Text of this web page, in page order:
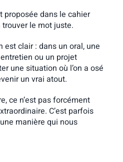
proposée dans le cahier
trouver le mot juste.
est clair : dans un oral, une
ou un projet
une situation où l’on a osé
un vrai atout.
ce n’est pas forcément
C’est parfois
manière qui nous